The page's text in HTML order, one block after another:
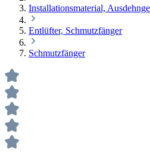
Installationsmaterial,
Entlüfter, Schmutzfänger
Schmutzfänger